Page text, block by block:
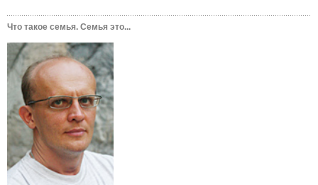
Что такое семья. Семья это...